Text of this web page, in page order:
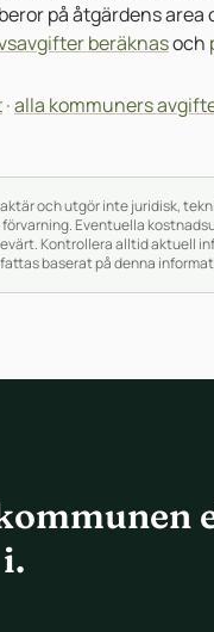
på åtgärdens
beräknasoch
·alla kommuners
och utgör inte juridisk,
Eventuella
Kontrollera alltid aktuell
baserat på denna